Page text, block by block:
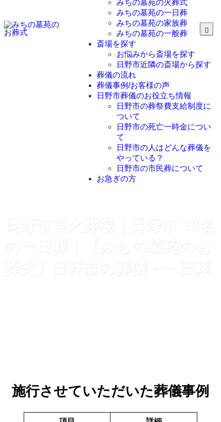
みちの墓苑の火葬式
みちの墓苑の一日葬
みちの墓苑の家族葬
みちの墓苑の一般葬
斎場を探す
お悩みから斎場を探す
日野市近隣の斎場から探す
葬儀の流れ
葬儀事例/お客様の声
日野市葬儀のお役立ち情報
日野市の葬祭費支給制度に
ついて
日野市の死亡一時金につい
て
日野市の人はどんな葬儀を
やっている？
日野市の市民葬について
お急ぎの方
日野市営火葬場｜日野市 18名
の一日葬｜【みちの墓苑のお
葬式】日野市の葬儀・一日葬
施行させていただいた葬儀事例